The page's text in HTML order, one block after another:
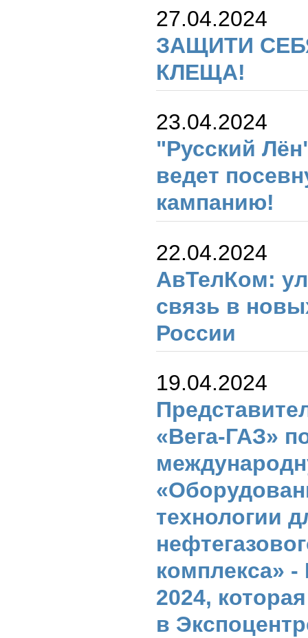
27.04.2024
ЗАЩИТИ
КЛЕЩА!
23.04.2024
"Русский
ведет
кампанию!
22.04.2024
АвТелКом:
связь в
России
19.04.2024
«Вега-ГАЗ»
технологии
комплекса»
2024,
в